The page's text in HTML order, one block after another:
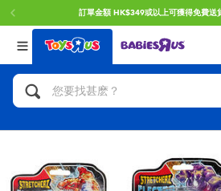
訂單金額 HK$349或以上可獲得免費送
返回
分類目錄
人氣英雄,角色扮演,射擊玩具
拼砌組合及樂高LEGO
返回
品牌
Brunch Brother 早午餐兄弟
Spider-Man蜘蛛俠
返回
年齢
0~2歳
5~7歳